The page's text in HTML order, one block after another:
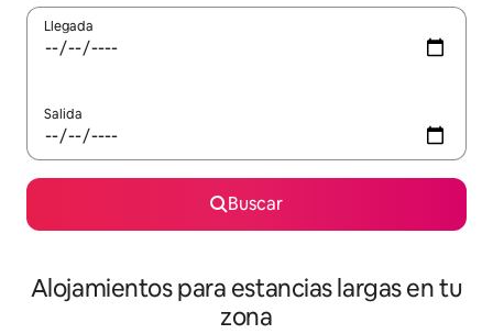
Llegada
Salida
Buscar
Alojamientos para estancias largas en tu
zona